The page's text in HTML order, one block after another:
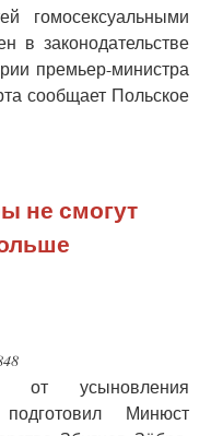
гомосексуальными
в законодательстве
премьер-министра
сообщает Польское
не смогут
усыновления
Минюст